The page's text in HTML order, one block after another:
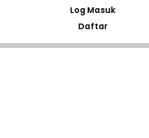
Log Masuk
Daftar